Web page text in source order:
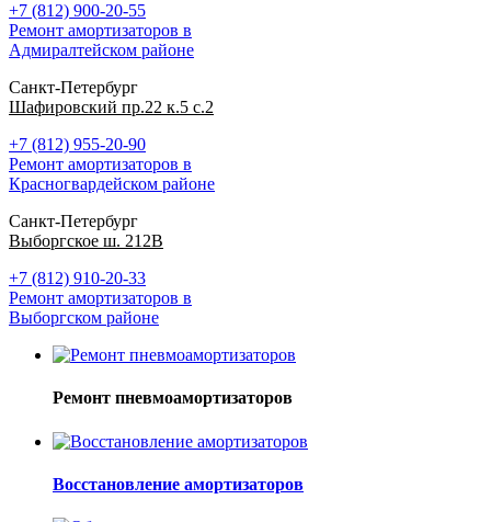
+7 (812) 900-20-55
Ремонт амортизаторов в
Адмиралтейском районе
Санкт-Петербург
Шафировский пр.22 к.5 с.2
+7 (812) 955-20-90
Ремонт амортизаторов в
Красногвардейском районе
Санкт-Петербург
Выборгское ш. 212В
+7 (812) 910-20-33
Ремонт амортизаторов в
Выборгском районе
Ремонт пневмоамортизаторов
Восстановление амортизаторов